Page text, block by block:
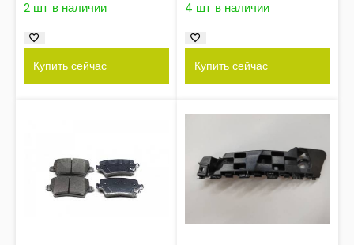
2 шт в наличии
Купить сейчас
4 шт в наличии
Купить сейчас